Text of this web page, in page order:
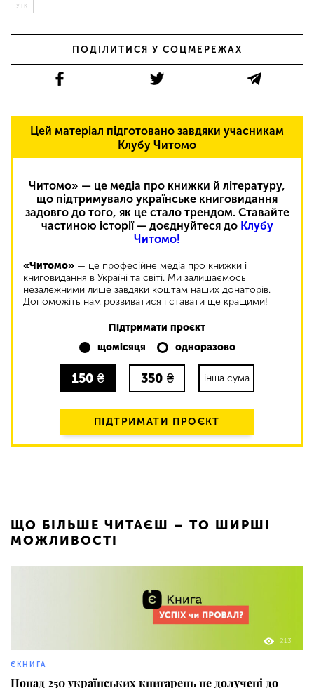
УІК
ПОДІЛИТИСЯ У СОЦМЕРЕЖАХ
Цей матеріал підготовано завдяки учасникам
Клубу Читомо
Читомо» — це медіа про книжки й літературу,
що підтримувало українське книговидання
задовго до того, як це стало трендом. Ставайте
частиною історії — доєднуйтеся до Клубу
Читомо!
«Читомо» — це професійне медіа про книжки і
книговидання в Україні та світі. Ми залишаємось
незалежними лише завдяки коштам наших донаторів.
Допоможіть нам розвиватися і ставати ще кращими!
Підтримати проєкт
щомісяця
одноразово
150 ₴ 350 ₴ інша сума
ПІДТРИМАТИ ПРОЄКТ
ЩО БІЛЬШЕ ЧИТАЄШ – ТО ШИРШІ
МОЖЛИВОСТІ
213
ЄКНИГА
Понад 250 українських книгарень не долучені до